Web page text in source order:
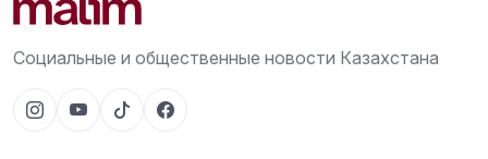
Социальные и общественные новости Казахстана